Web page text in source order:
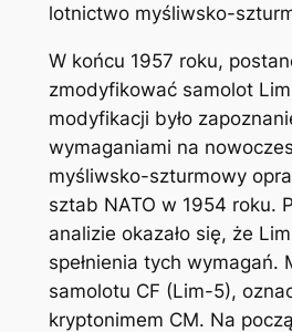
lotnictwo myśliwsko-
W końcu 1957 roku,
zmodyfikować samolot
modyfikacji było
wymaganiami na
myśliwsko-szturmowy
sztab NATO w 1954 roku.
analizie okazało się, że
spełnienia tych wymagań.
samolotu CF (Lim-5),
kryptonimem CM. Na